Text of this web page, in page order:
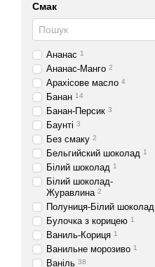
Смак
Ананас 1
Ананас-Манго 2
Арахісове масло 4
Банан 14
Банан-Персик 3
Баунті 3
Без смаку 2
Бельгийский шоколад 1
Білий шоколад 1
Білий шоколад-
Журавлина 2
Полуниця-Білий шоколад
Булочка з корицею 1
Ваниль-Кориця 1
Ванильне морозиво 1
Ваніль 38